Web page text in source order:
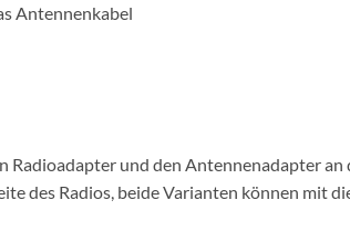
Antennenkabel
und den Antennenadapter
des Radios, beide Varianten können mit